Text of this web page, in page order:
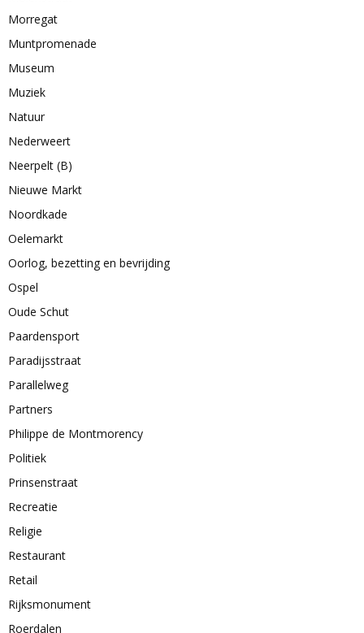
Morregat
Muntpromenade
Museum
Muziek
Natuur
Nederweert
Neerpelt (B)
Nieuwe Markt
Noordkade
Oelemarkt
Oorlog, bezetting en bevrijding
Ospel
Oude Schut
Paardensport
Paradijsstraat
Parallelweg
Partners
Philippe de Montmorency
Politiek
Prinsenstraat
Recreatie
Religie
Restaurant
Retail
Rijksmonument
Roerdalen